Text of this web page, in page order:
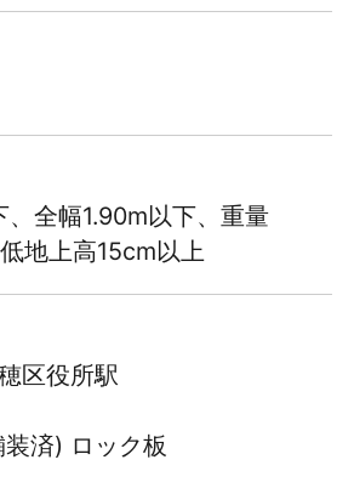
全幅1.90m以下、重量
地上高15cm以上
区役所駅
済) ロック板